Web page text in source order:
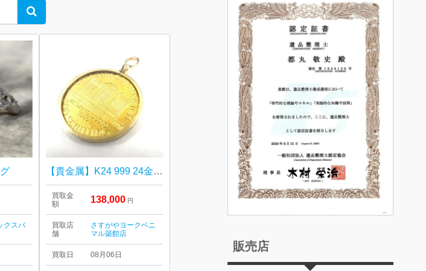
Search
クスバ
【貴金属】K24 999 24金 コイントップ K18 18金 750 ウィーン金貨
買取金
額
138,000 円
買取店
舗
さすがやヨークベニ
マル築館店
買取日 08月06日
販売店